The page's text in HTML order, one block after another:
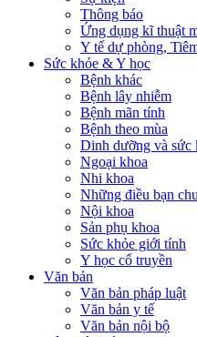
Thông báo
Ứng dụng kĩ thuật
Y tế dự phòng,
Sức khỏe & Y học
Bệnh khác
Bệnh lây nhiễm
Bệnh mãn tính
Bệnh theo mùa
Dinh dưỡng và sức
Ngoại khoa
Nhi khoa
Những điều bạn
Nội khoa
Sản phụ khoa
Sức khỏe giới tính
Y học cổ truyền
Văn bản
Văn bản pháp luật
Văn bản y tế
Văn bản nội bộ